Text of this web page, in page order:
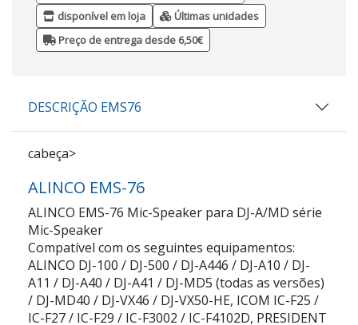
disponível em loja
Últimas unidades
Preço de entrega desde 6,50€
DESCRIÇÃO EMS76
cabeça>
ALINCO EMS-76
ALINCO EMS-76 Mic-Speaker para DJ-A/MD série
Mic-Speaker
Compatível com os seguintes equipamentos:
ALINCO DJ-100 / DJ-500 / DJ-A446 / DJ-A10 / DJ-
A11 / DJ-A40 / DJ-A41 / DJ-MD5 (todas as versões)
/ DJ-MD40 / DJ-VX46 / DJ-VX50-HE, ICOM IC-F25 /
IC-F27 / IC-F29 / IC-F3002 / IC-F4102D, PRESIDENT